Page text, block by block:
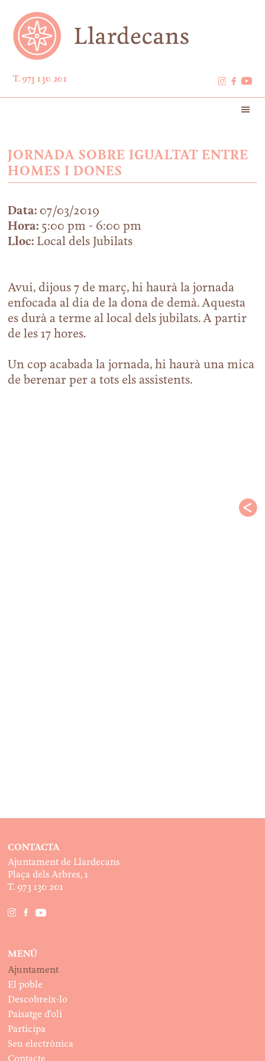
T. 973 130 201
JORNADA SOBRE IGUALTAT ENTRE
HOMES I DONES
Data: 07/03/2019
Hora: 5:00 pm - 6:00 pm
Lloc: Local dels Jubilats
Avui, dijous 7 de març, hi haurà la jornada
enfocada al dia de la dona de demà. Aquesta
es durà a terme al local dels jubilats. A partir
de les 17 hores.
Un cop acabada la jornada, hi haurà una mica
de berenar per a tots els assistents.
CONTACTA
Ajuntament de Llardecans
Plaça dels Arbres, 1
T. 973 130 201
MENÚ
Ajuntament
El poble
Descobreix-lo
Paisatge d’oli
Participa
Seu electrònica
Contacte